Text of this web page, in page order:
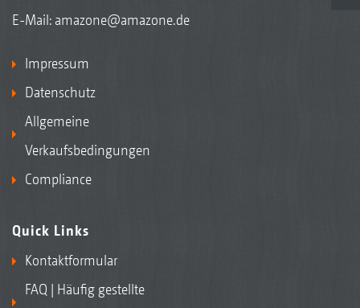
E-Mail: amazone@amazone.de
Impressum
Datenschutz
Allgemeine
Verkaufsbedingungen
Compliance
Quick Links
Kontaktformular
FAQ | Häufig gestellte